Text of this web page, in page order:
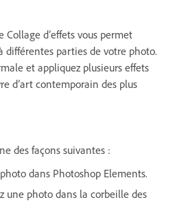
d’effets vous permet
différentes parties de votre photo.
et appliquez plusieurs effets
d’art contemporain des plus
des façons suivantes :
dans Photoshop Elements.
une photo dans la corbeille des